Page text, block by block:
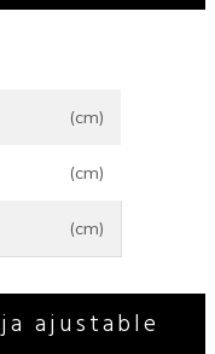
(cm)
(cm)
(cm)
ajustable